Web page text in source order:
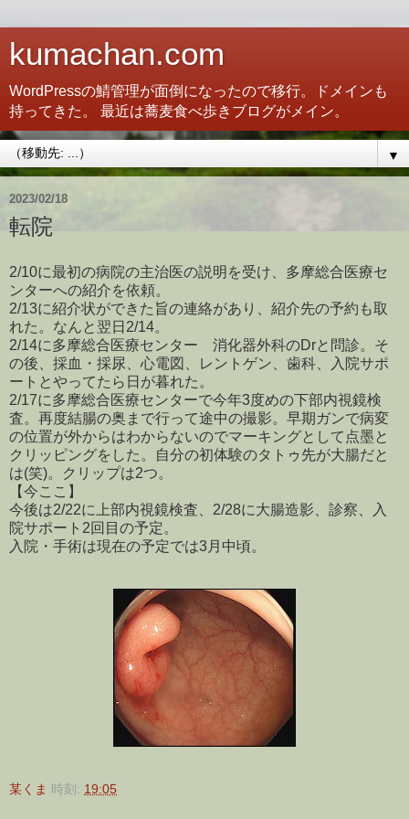
kumachan.com
WordPressの鯖管理が面倒になったので移行。ドメインも
持ってきた。 最近は蕎麦食べ歩きブログがメイン。
▼
2023/02/18
転院
2/10に最初の病院の主治医の説明を受け、多摩総合医療セ
ンターへの紹介を依頼。
2/13に紹介状ができた旨の連絡があり、紹介先の予約も取
れた。なんと翌日2/14。
2/14に多摩総合医療センター 消化器外科のDrと問診。そ
の後、採血・採尿、心電図、レントゲン、歯科、入院サポ
ートとやってたら日が暮れた。
2/17に多摩総合医療センターで今年3度めの下部内視鏡検
査。再度結腸の奥まで行って途中の撮影。早期ガンで病変
の位置が外からはわからないのでマーキングとして点墨と
クリッピングをした。自分の初体験のタトゥ先が大腸だと
は(笑)。クリップは2つ。
【今ここ】
今後は2/22に上部内視鏡検査、2/28に大腸造影、診察、入
院サポート2回目の予定。
入院・手術は現在の予定では3月中頃。
某くま 時刻: 19:05